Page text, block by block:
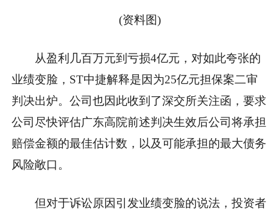
(资料图)
从盈利几百万元到亏损4亿元，对如此夸张的
业绩变脸，ST中捷解释是因为25亿元担保案二审
判决出炉。公司也因此收到了深交所关注函，要求
公司尽快评估广东高院前述判决生效后公司将承担
赔偿金额的最佳估计数，以及可能承担的最大债务
风险敞口。
但对于诉讼原因引发业绩变脸的说法，投资者